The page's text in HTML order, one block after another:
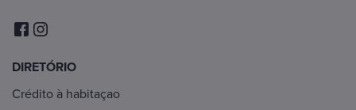
DIRETÓRIO
Crédito à habitaçao